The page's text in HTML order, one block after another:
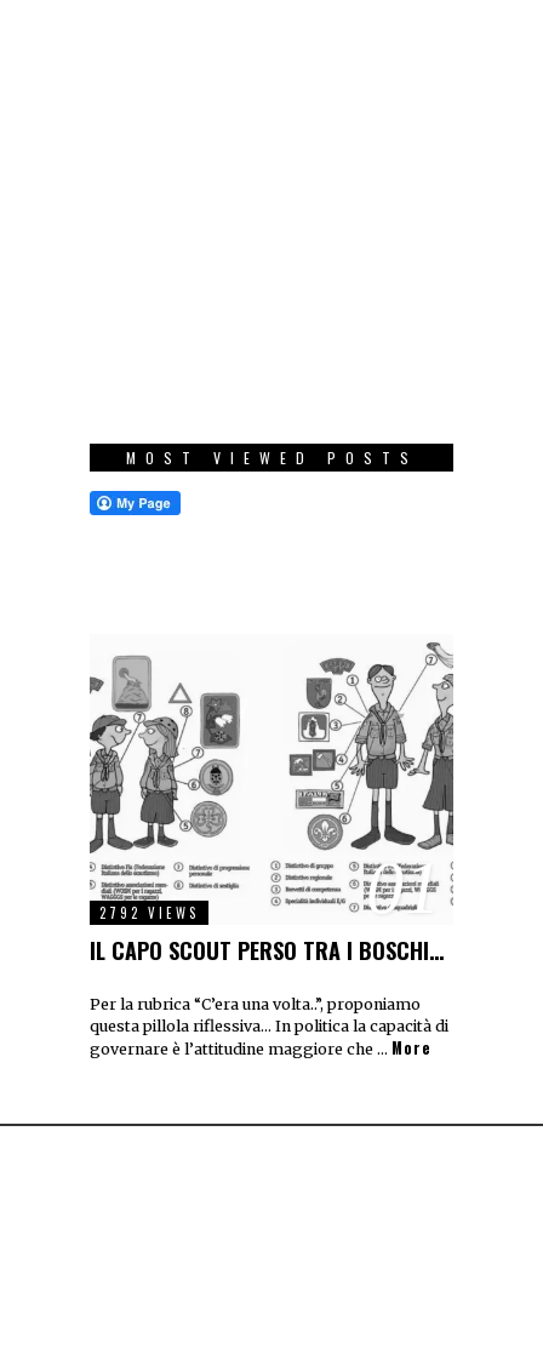
MOST VIEWED POSTS
01
2792 VIEWS
IL CAPO SCOUT PERSO TRA I BOSCHI…
Per la rubrica “C’era una volta..”, proponiamo
questa pillola riflessiva… In politica la capacità di
governare è l’attitudine maggiore che … More